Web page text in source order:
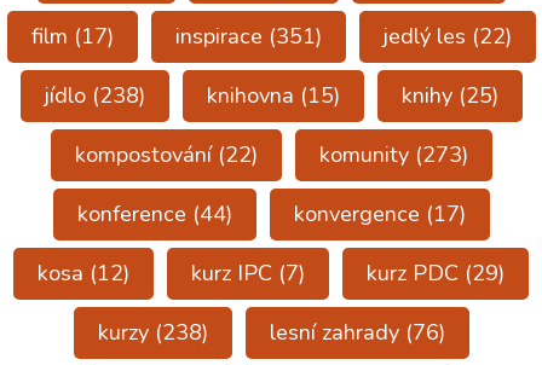
film (17) inspirace (351) jedlý les (22)
jídlo(238) knihovna (15) knihy(25)
kompostování(22) komunity(273)
konference (44) konvergence (17)
kosa (12) kurz IPC (7) kurz PDC (29)
kurzy(238) lesní zahrady(76)